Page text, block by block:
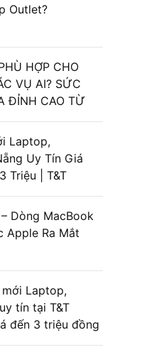
Outlet?
HỢP CHO
VỤ AI? SỨC
ĐỈNH CAO TỪ
GAMING
Laptop,
Uy Tín Giá
Triệu | T&T
Dòng MacBook
Apple Ra Mắt
Laptop,
tín tại T&T
đến 3 triệu đồng